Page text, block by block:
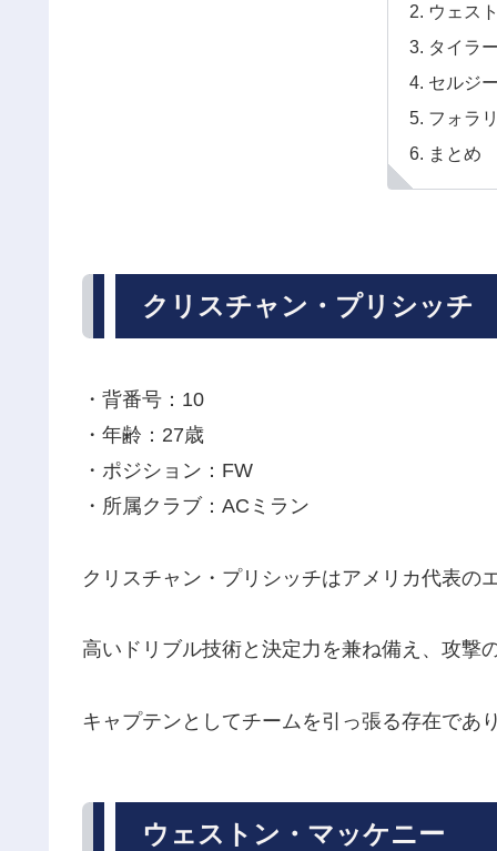
ウェス
タイラ
セルジ
フォラ
まとめ
クリスチャン・プリシッチ
・背番号：10
・年齢：27歳
・ポジション：FW
・所属クラブ：ACミラン
クリスチャン・プリシッチはアメリカ代表の
高いドリブル技術と決定力を兼ね備え、攻撃
キャプテンとしてチームを引っ張る存在であ
ウェストン・マッケニー